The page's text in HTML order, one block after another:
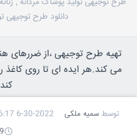
دانلود طرح توجیهی
تهیه طرح توجیهی ،از ضررهای
می کند.هر ایده ای تا روی کاغذ
کند
توسط سمیه ملکی
6-30-2022 6:06:17 PM